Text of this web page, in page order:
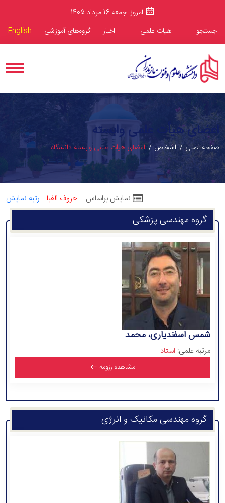
امروز: جمعه 16 مرداد 1405
جستجو
هیات علمی اخبار گروه‌های آموزشی English
اعضای هیأت علمی وابسته
صفحه اصلی اشخاص اعضای هیأت علمی وابسته دانشگاه
نمایش براساس: حروف الفبا رتبه نمایش
گروه مهندسی پزشکی
شمس اسفندیاری، محمد
مرتبه علمی: استاد
مشاهده رزومه
گروه مهندسی مکانیک و انرژی